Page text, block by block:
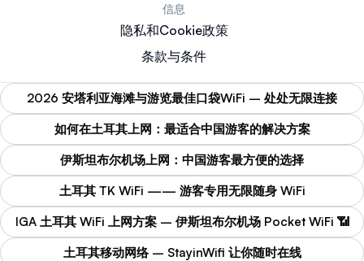
信息
隐私和Cookie政策
条款与条件
2026 安塔利亚海滩与游览最佳口袋WiFi – 处处无限连接
如何在土耳其上网：最适合中国游客的解决方案
伊斯坦布尔机场上网：中国游客最方便的选择
土耳其 TK WiFi —— 游客专用无限随身 WiFi
IGA 土耳其 WiFi 上网方案 – 伊斯坦布尔机场 Pocket WiFi 📶
土耳其移动网络 – StayinWifi 让你随时在线